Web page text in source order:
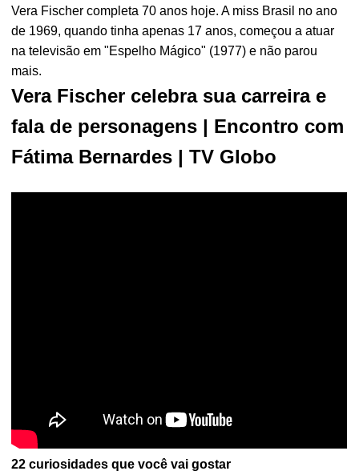
Vera Fischer completa 70 anos hoje. A miss Brasil no ano
de 1969, quando tinha apenas 17 anos, começou a atuar
na televisão em "Espelho Mágico" (1977) e não parou
mais.
Vera Fischer celebra sua carreira e
fala de personagens | Encontro com
Fátima Bernardes | TV Globo
22 curiosidades que você vai gostar